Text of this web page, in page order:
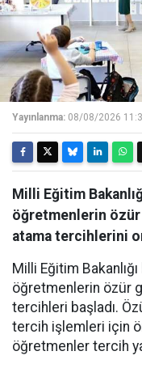
Yayınlanma: 08/08/2026
Milli Eğitim
öğretmenlerin özür
atama tercihlerini
Milli Eğitim
öğretmenlerin özür
tercihleri başladı.
tercih işlemleri için
öğretmenler tercih